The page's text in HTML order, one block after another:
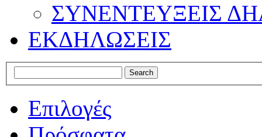
ΣΥΝΕΝΤΕΥΞΕΙΣ
ΕΚΔΗΛΩΣΕΙΣ
Επιλογές